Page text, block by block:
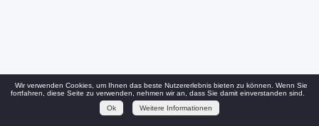
Wir verwenden Cookies, um Ihnen das beste Nutzererlebnis bieten zu können. Wenn Sie
fortfahren, diese Seite zu verwenden, nehmen wir an, dass Sie damit einverstanden sind.
Ok
Weitere Informationen